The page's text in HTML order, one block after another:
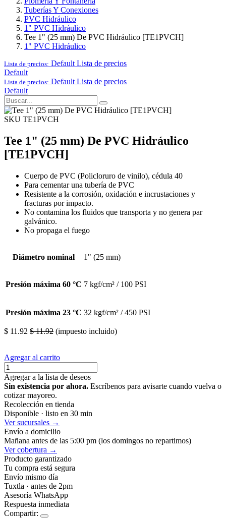
Tuberías Y Conexiones
PVC Hidráulico
1" PVC Hidráulico
Tee 1" (25 mm) De PVC Hidráulico [TE1PVCH]
1" PVC Hidráulico
Lista de precios: Default Lista de precios
Default
Lista de precios: Default Lista de precios
Default
SKU TE1PVCH
Tee 1" (25 mm) De PVC Hidráulico
[TE1PVCH]
Cuerpo de PVC (Policloruro de vinilo), cédula 40
Para cementar una tubería de PVC
Resistente a la corrosión, oxidación e incrustaciones y
fracturas por impacto.
No contamina los fluidos que transporta y no genera par
galvánico.
No propaga el fuego
Diámetro nominal 1" (25 mm)
Presión máxima 60 °C 7 kgf/cm² / 100 PSI
Presión máxima 23 °C 32 kgf/cm² / 450 PSI
$ 11.92 $11.92 (impuesto incluido)
Agregar al carrito
Agregar a la lista de deseos
Sin existencia por ahora. Escríbenos para avisarte cuando vuelva o
cotizar mayoreo.
Recolección en tienda
Disponible · listo en 30 min
Ver sucursales →
Envío a domicilio
Mañana antes de las 5:00 pm (los domingos no repartimos)
Ver cobertura →
Producto garantizado
Tu compra está segura
Envío mismo día
Tuxtla · antes de 2pm
Asesoría WhatsApp
Respuesta inmediata
Compartir: